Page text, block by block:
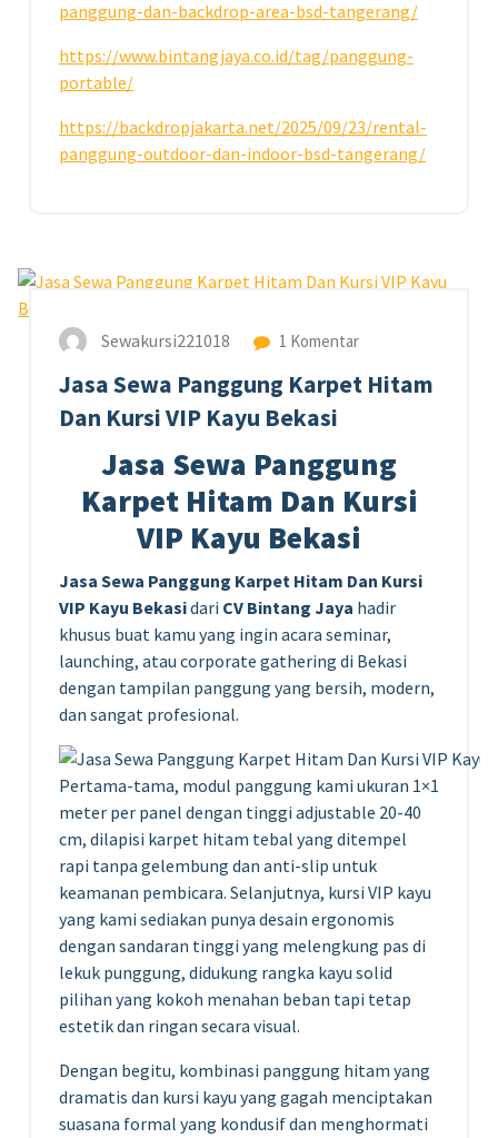
panggung-dan-backdrop-area-bsd-tangerang/
https://www.bintangjaya.co.id/tag/panggung-
portable/
https://backdropjakarta.net/2025/09/23/rental-
panggung-outdoor-dan-indoor-bsd-tangerang/
Sewakursi221018 1 Komentar
Jasa Sewa Panggung Karpet Hitam
Dan Kursi VIP Kayu Bekasi
Jasa Sewa Panggung
Karpet Hitam Dan Kursi
VIP Kayu Bekasi
Jasa Sewa Panggung Karpet Hitam Dan Kursi
VIP Kayu Bekasidari CV Bintang Jaya hadir
khusus buat kamu yang ingin acara seminar,
launching, atau corporate gathering di Bekasi
dengan tampilan panggung yang bersih, modern,
dan sangat profesional.
Pertama-tama, modul panggung kami ukuran 1×1
meter per panel dengan tinggi adjustable 20-40
cm, dilapisi karpet hitam tebal yang ditempel
rapi tanpa gelembung dan anti-slip untuk
keamanan pembicara. Selanjutnya, kursi VIP kayu
yang kami sediakan punya desain ergonomis
dengan sandaran tinggi yang melengkung pas di
lekuk punggung, didukung rangka kayu solid
pilihan yang kokoh menahan beban tapi tetap
estetik dan ringan secara visual.
Dengan begitu, kombinasi panggung hitam yang
dramatis dan kursi kayu yang gagah menciptakan
suasana formal yang kondusif dan menghormati